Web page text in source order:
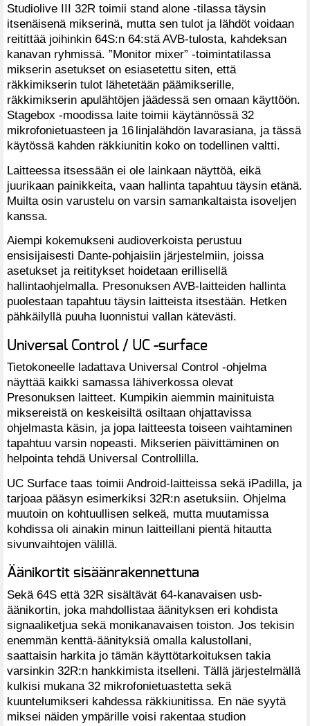
Studiolive III 32R toimii stand alone -tilassa täysin
itsenäisenä mikserinä, mutta sen tulot ja lähdöt voidaan
reitittää joihinkin 64S:n 64:stä AVB-tulosta, kahdeksan
kanavan ryhmissä. ”Monitor mixer” -toimintatilassa
mikserin asetukset on esiasetettu siten, että
räkkimikserin tulot lähetetään päämikserille,
räkkimikserin apulähtöjen jäädessä sen omaan käyttöön.
Stagebox -moodissa laite toimii käytännössä 32
mikrofonietuasteen ja 16 linjalähdön lavarasiana, ja tässä
käytössä kahden räkkiunitin koko on todellinen valtti.
Laitteessa itsessään ei ole lainkaan näyttöä, eikä
juurikaan painikkeita, vaan hallinta tapahtuu täysin etänä.
Muilta osin varustelu on varsin samankaltaista isoveljen
kanssa.
Aiempi kokemukseni audioverkoista perustuu
ensisijaisesti Dante-pohjaisiin järjestelmiin, joissa
asetukset ja reititykset hoidetaan erillisellä
hallintaohjelmalla. Presonuksen AVB-laitteiden hallinta
puolestaan tapahtuu täysin laitteista itsestään. Hetken
pähkäilyllä puuha luonnistui vallan kätevästi.
Universal Control / UC -surface
Tietokoneelle ladattava Universal Control -ohjelma
näyttää kaikki samassa lähiverkossa olevat
Presonuksen laitteet. Kumpikin aiemmin mainituista
miksereistä on keskeisiltä osiltaan ohjattavissa
ohjelmasta käsin, ja jopa laitteesta toiseen vaihtaminen
tapahtuu varsin nopeasti. Mikserien päivittäminen on
helpointa tehdä Universal Controllilla.
UC Surface taas toimii Android-laitteissa sekä iPadilla, ja
tarjoaa pääsyn esimerkiksi 32R:n asetuksiin. Ohjelma
muutoin on kohtuullisen selkeä, mutta muutamissa
kohdissa oli ainakin minun laitteillani pientä hitautta
sivunvaihtojen välillä.
Äänikortit sisäänrakennettuna
Sekä 64S että 32R sisältävät 64-kanavaisen usb-
äänikortin, joka mahdollistaa äänityksen eri kohdista
signaaliketjua sekä monikanavaisen toiston. Jos tekisin
enemmän kenttä-äänityksiä omalla kalustollani,
saattaisin harkita jo tämän käyttötarkoituksen takia
varsinkin 32R:n hankkimista itselleni. Tällä järjestelmällä
kulkisi mukana 32 mikrofonietuastetta sekä
kuuntelumikseri kahdessa räkkiunitissa. En näe syytä
miksei näiden ympärille voisi rakentaa studion